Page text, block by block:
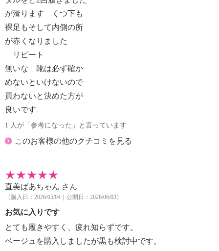
が滑ります くつ下も
裸足もそして内側の所
が赤くなりました
リピート
無いな 靴は必ず確か
めないといけないので
買わないと決めた方が
良いです
1 人が「参考になった」と言っています
このお客様の他のクチコミを見る
直美ばあちゃん さん
（購入日：2026/05/04｜公開日：2026/06/03）
お気に入りです
とても履きやすく、疲れ知らずです。
ベージュを購入しましたが黒も検討中です。